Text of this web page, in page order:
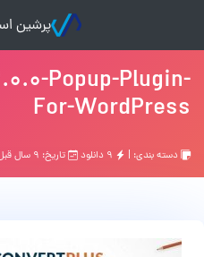
پرشین
Popup-Plugin-
For-WordPress
دسته بندی: | تاریخ: ۹ سال قبل